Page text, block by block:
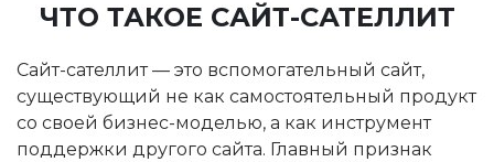
ЧТО ТАКОЕ САЙТ-САТЕЛЛИТ
Сайт-сателлит — это вспомогательный сайт,
существующий не как самостоятельный продукт
со своей бизнес-моделью, а как инструмент
поддержки другого сайта. Главный признак